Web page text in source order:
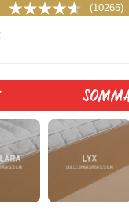
(10265)
LOGGA IN